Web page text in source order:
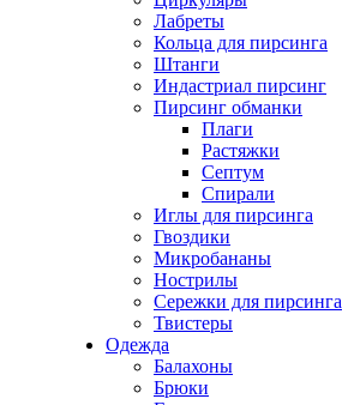
Лабреты
Кольца для пирсинга
Штанги
Индастриал пирсинг
Пирсинг обманки
Плаги
Растяжки
Септум
Спирали
Иглы для пирсинга
Гвоздики
Микробананы
Нострилы
Сережки для пирсинга
Твистеры
Одежда
Балахоны
Брюки